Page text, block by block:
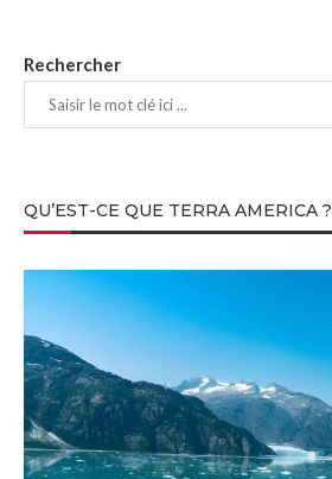
Rechercher
QU’EST-CE QUE TERRA AMERICA ?